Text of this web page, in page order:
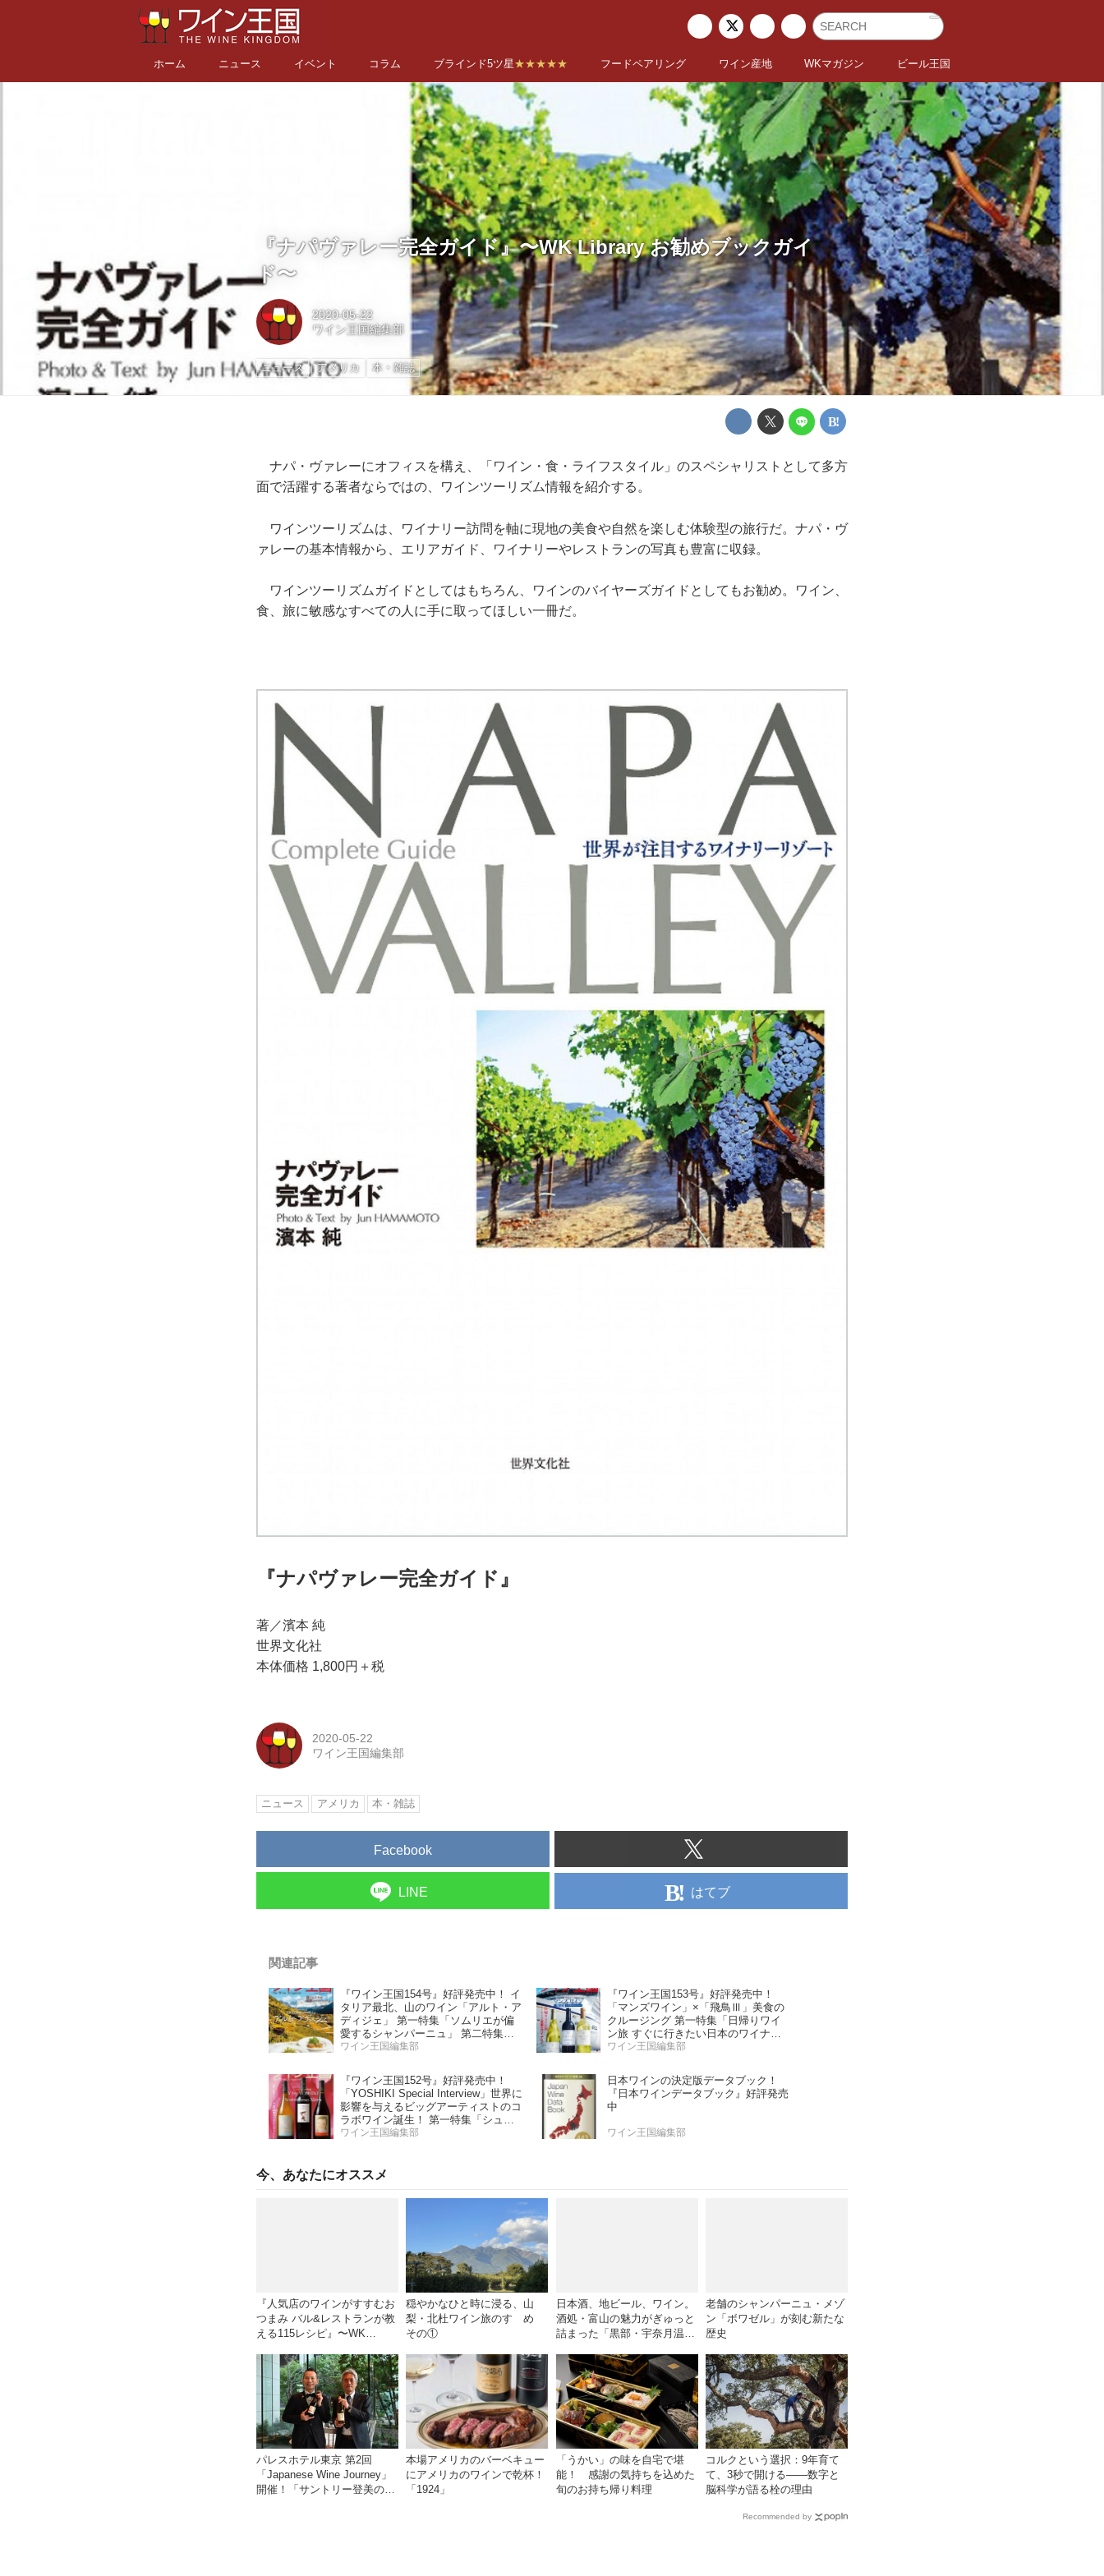
ホーム ニュース イベント コラム ブラインド5ツ星★★★★★ フードペアリング ワイン産地 WKマガジン ビール王国
『ナパヴァレー完全ガイド』〜WK Library お勧めブックガイ
ド〜
2020-05-22
ワイン王国編集部
ニュース アメリカ 本・雑誌
ナパ・ヴァレーにオフィスを構え、「ワイン・食・ライフスタイル」のスペシャリストとして多方
面で活躍する著者ならではの、ワインツーリズム情報を紹介する。
ワインツーリズムは、ワイナリー訪問を軸に現地の美食や自然を楽しむ体験型の旅行だ。ナパ・ヴ
ァレーの基本情報から、エリアガイド、ワイナリーやレストランの写真も豊富に収録。
ワインツーリズムガイドとしてはもちろん、ワインのバイヤーズガイドとしてもお勧め。ワイン、
食、旅に敏感なすべての人に手に取ってほしい一冊だ。
『ナパヴァレー完全ガイド』
著／濱本 純
世界文化社
本体価格 1,800円＋税
2020-05-22
ワイン王国編集部
ニュース アメリカ 本・雑誌
Facebook
LINE はてブ
関連記事
『ワイン王国154号』好評発売中！ イ
タリア最北、山のワイン「アルト・ア
ディジェ」 第一特集「ソムリエが偏
愛するシャンパーニュ」 第二特集
「この夏の主役！ ナチュラルなロゼ
ワイン王国編集部
『ワイン王国153号』好評発売中！
「マンズワイン」×「飛鳥Ⅲ」美食の
クルージング 第一特集「日帰りワイ
ン旅 すぐに行きたい日本のワイナリ
ー」 第二特集「Bordeaux Primeur
ワイン王国編集部
『ワイン王国152号』好評発売中！
「YOSHIKI Special Interview」世界に
影響を与えるビッグアーティストのコ
ラボワイン誕生！ 第一特集「シュワ
ッ！ と学ぶスパークリングワイン」
ワイン王国編集部
日本ワインの決定版データブック！
『日本ワインデータブック』好評発売
中
ワイン王国編集部
今、あなたにオススメ
『人気店のワインがすすむお
つまみ バル&レストランが教
える115レシピ』〜WK
ド〜
穏やかなひと時に浸る、山
梨・北杜ワイン旅のすゝめ
その①
日本酒、地ビール、ワイン。
酒処・富山の魅力がぎゅっと
詰まった「黒部・宇奈月温泉
老舗のシャンパーニュ・メゾ
ン「ボワゼル」が刻む新たな
歴史
パレスホテル東京 第2回
「Japanese Wine Journey」
開催！「サントリー登美の丘
本場アメリカのバーベキュー
にアメリカのワインで乾杯！
「1924」
「うかい」の味を自宅で堪
能！ 感謝の気持ちを込めた
旬のお持ち帰り料理
コルクという選択：9年育て
て、3秒で開ける——数字と
脳科学が語る栓の理由
Recommended by